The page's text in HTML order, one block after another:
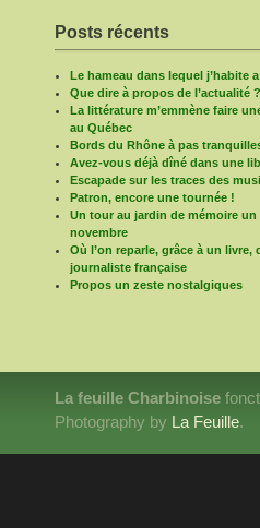
Posts récents
Le hameau dans lequel j’habite
Que dire à propos de l’actualité ?
La littérature m’emmène faire
au Québec
Bords du Rhône à pas
Avez-vous déjà dîné dans une
Escapade sur les traces des
Patron, encore une tournée !
Un tour au jardin de mémoire un
novembre
Où l’on reparle, grâce à un livre,
journaliste française
Propos un zeste nostalgiques
La feuille Charbinoise
Photography by La Feuille.